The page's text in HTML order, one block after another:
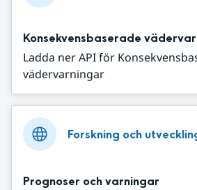
Konsekvensbaserade
Ladda ner API för
vädervarningar
Forskning och
Prognoser och varningar